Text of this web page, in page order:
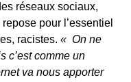
réseaux sociaux,
pour l’essentiel
racistes. « On ne
c’est comme un
va nous apporter